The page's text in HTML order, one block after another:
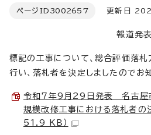
ページID 3002657 更新日
報道発
標記の工事について、総合評価落
行い、落札者を決定しましたのでお
令和7年9月29日発表 名古屋
規模改修工事における落札者の
51.9 KB）